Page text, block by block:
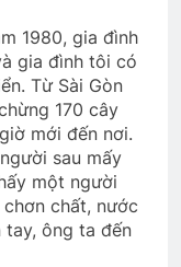
NỤ HÔN ĐẦU
3 Years Ago
1980, gia đình
gia đình tôi có
Từ Sài Gòn
170 cây
mới đến nơi.
sau mấy
một người
chất, nước
tay, ông ta đến